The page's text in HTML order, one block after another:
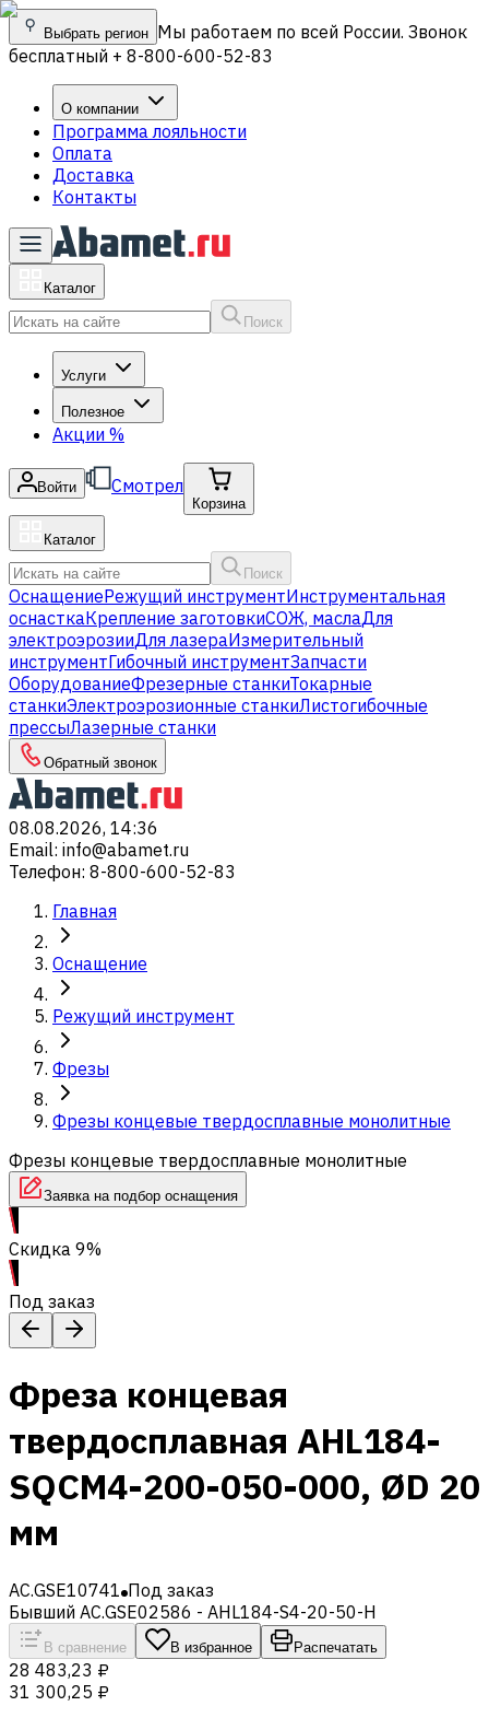
Выбрать регион Мы работаем по всей России. Звонок
бесплатный + 8-800-600-52-83
О компании
Программа лояльности
Оплата
Доставка
Контакты
Каталог
Поиск
Услуги
Полезное
Акции %
Войти Смотрел
Корзина
Каталог
Поиск
ОснащениеРежущий инструментИнструментальная
оснасткаКрепление заготовкиСОЖ, маслаДля
электроэрозииДля лазераИзмерительный
инструментГибочный инструментЗапчасти
ОборудованиеФрезерные станкиТокарные
станкиЭлектроэрозионные станкиЛистогибочные
прессыЛазерные станки
Обратный звонок
08.08.2026, 14:36
Email: info@abamet.ru
Телефон: 8-800-600-52-83
Главная
Оснащение
Режущий инструмент
Фрезы
Фрезы концевые твердосплавные монолитные
Фрезы концевые твердосплавные монолитные
Заявка на подбор оснащения
Скидка 9%
Под заказ
Фреза концевая
твердосплавная AHL184-
SQCM4-200-050-000, ØD 20
мм
AC.GSE10741 Под заказ
Бывший AC.GSE02586 - AHL184-S4-20-50-H
В сравнение В избранное Распечатать
28 483,23 ₽
31 300,25 ₽